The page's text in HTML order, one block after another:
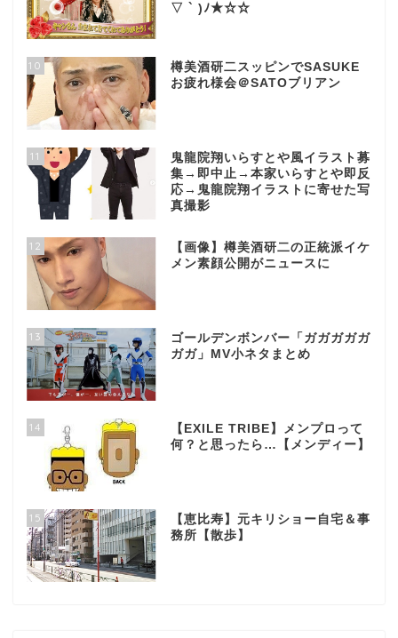
▽ ` )ﾉ★☆☆
10
樽美酒研二スッピンでSASUKE
お疲れ様会＠SATOブリアン
11
鬼龍院翔いらすとや風イラスト募
集→即中止→本家いらすとや即反
応→鬼龍院翔イラストに寄せた写
真撮影
12
【画像】樽美酒研二の正統派イケ
メン素顔公開がニュースに
13
ゴールデンボンバー「ガガガガガ
ガガ」MV小ネタまとめ
14
【EXILE TRIBE】メンプロって
何？と思ったら…【メンディー】
15
【恵比寿】元キリショー自宅＆事
務所【散歩】